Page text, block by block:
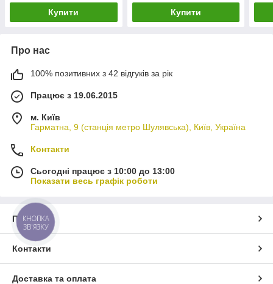
Купити Купити
Про нас
100% позитивних з 42 відгуків за рік
Працює з 19.06.2015
м. Київ
Гарматна, 9 (станція метро Шулявська), Київ, Україна
Контакти
Сьогодні працює з 10:00 до 13:00
Показати весь графік роботи
Про нас
Контакти
Доставка та оплата
КНОПКА
ЗВ'ЯЗКУ